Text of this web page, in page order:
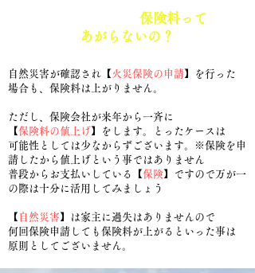
保険料って
あがらないの？
​自然災害が確認され【 火災保険の申請】を行った
場合も、保険料は上がりません。
ただし、保険会社が来年から一斉に
【保険料の値上げ】をします。とったケースは
​可能性 としては少なからずございます。
※保険を申
請したから値上げという事ではありません
​普段からお支払いしている【保険】ですので万が一
の際は十分に活用してみましょう
【 自然災害】は家主に過失はありませんので
何回保険申請しても保険料が上がるといった事は
原則としてございません。